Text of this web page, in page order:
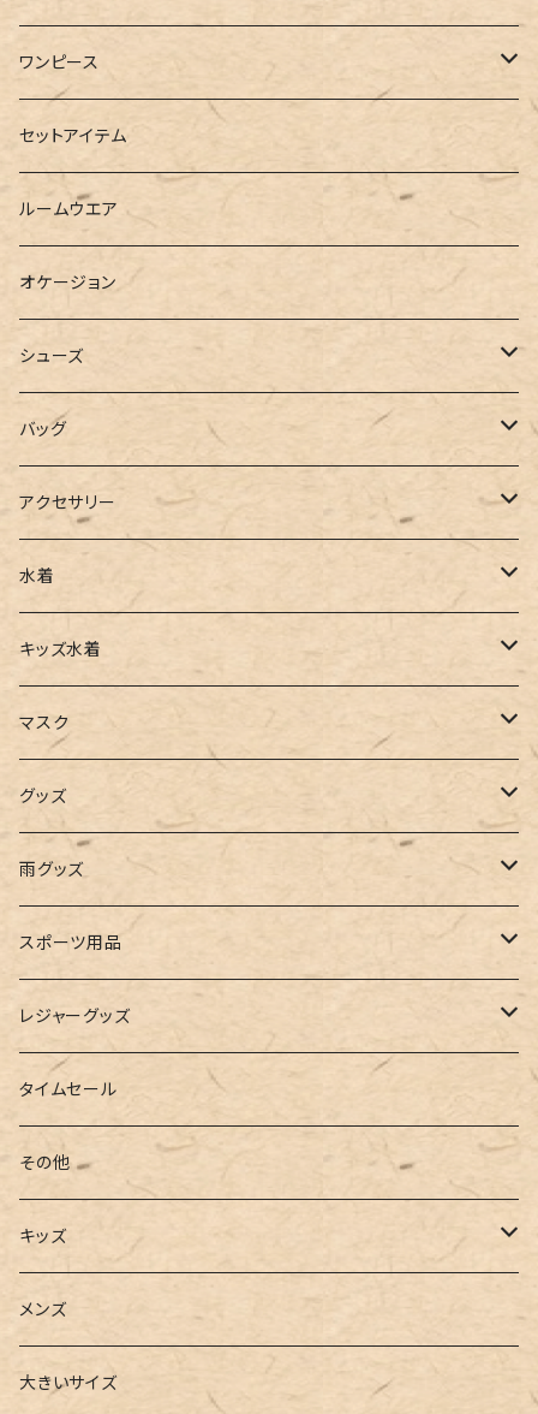
ロングシャツ
ダウンジャケット
ベスト
半袖
スウェット・パーカー
ニット
シャツ
ブラウス
カーディガン
ポロシャツ
ベスト
チュニック
タンクトップ
キャミソール
インナー
ビスチェ
スキニー
ショートパンツ
ハーフパンツ
スウェット
ジャージ
スラックス
ワイドパンツ
カーゴパンツ
サロペット
ガウチョ
レギンス
その他
ロング
ミニ
その他
ワンピース
シャツワンピース
スウェットワンピース
パーカーワンピース
ニットワンピース
キャミワンピース
サロペット
オールインワン
セットアイテム
ルームウエア
オケージョン
シューズ
ブーツ
パンプス
サンダル
スニーカー
フラットシューズ
レインシューズ
レースアップ
ルームシューズ
インソール
ローファー
バッグ
トートバッグ
ショルダー
バックパック
カゴバッグ
エコバッグ
リュック
ハンドバッグ
ボストンバッグ
アクセサリー
その他
水着
ワンピース
ビキニ
ワンショルダー
オフショルダー
バンドゥ
タンキニ
キャミキニ
フィットネス
2点セット
3点セット
4点セット
キッズ水着
女の子
男の子
ユニセックス
マスク
アクセサリー
マスクケース
グッズ
帽子
ストール・マフラー
手袋
ポーチ
パスケース
ウォレット
カードケース
キーケース
雨グッズ
レインコート
スポーツ用品
トレーニング・スポーツウェア
トレーニンググッズ
ヨガウェア
ヨガソックス
ヨガグッズ
ヨガマット
レジャーグッズ
ビーチグッズ
タイムセール
その他
キッズ
Girls
水着
Boys
メンズ
大きいサイズ